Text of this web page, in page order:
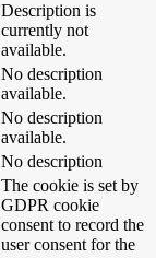
Description is
currently not
available.
No description
available.
No description
available.
No description
The cookie is set by
GDPR cookie
consent to record the
user consent for the